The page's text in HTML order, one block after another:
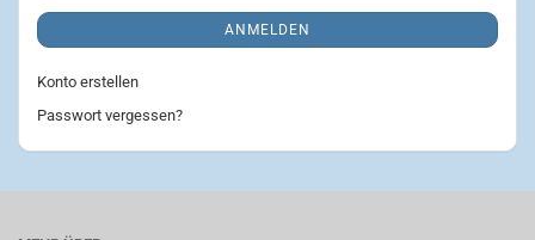
ANMELDEN
Konto erstellen
Passwort vergessen?